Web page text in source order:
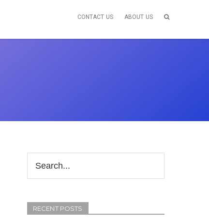
CONTACT US ABOUT US
RECENT POSTS